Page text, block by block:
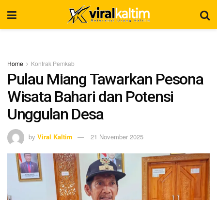
Home Kontrak Pemkab
Pulau Miang Tawarkan Pesona
Wisata Bahari dan Potensi
Unggulan Desa
by Viral Kaltim 21 November 2025